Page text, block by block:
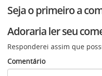
Seja o primeiro a
Adoraria ler seu
Responderei assim que
Comentário